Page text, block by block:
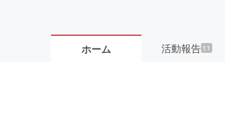
ホーム 活動報告 11